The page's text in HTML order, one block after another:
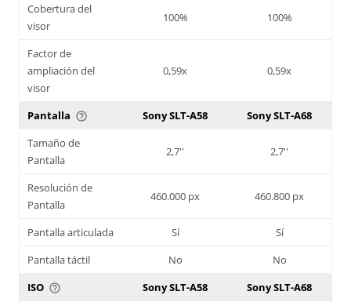
Cobertura del
visor
100% 100%
Factor de
ampliación del
visor
0,59x 0,59x
Pantalla help_outline Sony SLT-A58
Sony SLT-A68
Tamaño de
Pantalla
2,7'' 2,7''
Resolución de
Pantalla
460.000 px 460.800 px
Pantalla articulada Sí
Sí
Pantalla táctil
No
No
ISO help_outline Sony SLT-A58
Sony SLT-A68